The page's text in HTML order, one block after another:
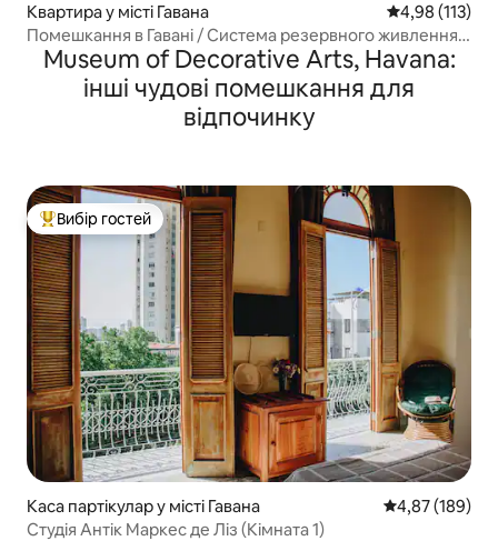
Квартира у місті Гавана Середня
4,98 (113)
Помешкання в Гавані / Система резервного живлення /
Безкоштовний Wi-Fi
Museum of Decorative Arts, Havana:
інші чудові помешкання для
відпочинку
Топ вибір гостей
Вибір гостей
Каса партікулар у місті Гавана Середня
4,87 (189)
Студія Антік Маркес де Ліз (Кімната 1)